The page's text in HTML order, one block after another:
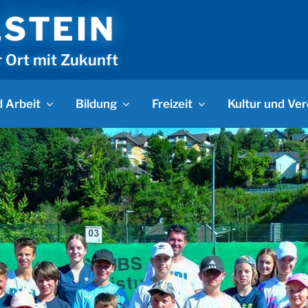
Ort mit Zukunft
Arbeit Bildung Freizeit Kultur und